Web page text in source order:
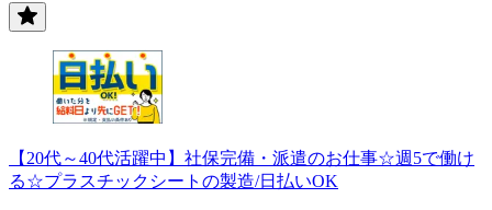
【20代～40代活躍中】社保完備・派遣のお仕事☆週5で働け
る☆プラスチックシートの製造/日払いOK